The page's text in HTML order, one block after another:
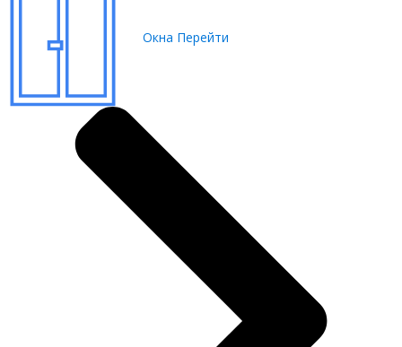
Окна Перейти